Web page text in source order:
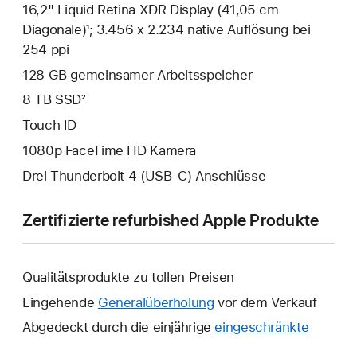
16,2" Liquid Retina XDR Display (41,05 cm
Diagonale)¹; 3.456 x 2.234 native Auflösung bei
254 ppi
128 GB gemeinsamer Arbeits­speicher
8 TB SSD²
Touch ID
1080p FaceTime HD Kamera
Drei Thunderbolt 4 (USB‑C) Anschlüsse
Zertifizierte refurbished Apple Produkte
Qualitätsprodukte zu tollen Preisen
Eingehende Generalüberholung vor dem Verkauf
Abgedeckt durch die einjährige eingeschränkte